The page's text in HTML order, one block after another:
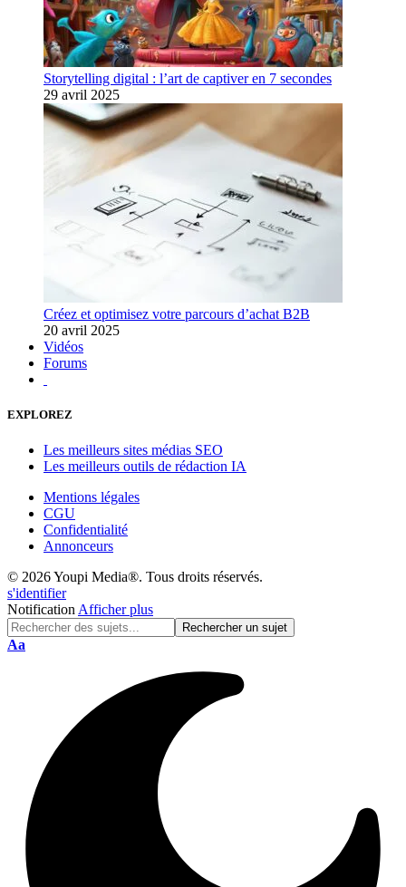
Storytelling digital : l’art de captiver en 7 secondes
29 avril 2025
Créez et optimisez votre parcours d’achat B2B
20 avril 2025
Vidéos
Forums
EXPLOREZ
Les meilleurs sites médias SEO
Les meilleurs outils de rédaction IA
Mentions légales
CGU
Confidentialité
Annonceurs
© 2026 Youpi Media®. Tous droits réservés.
s'identifier
Notification Afficher plus
Réinitialisation
Aa